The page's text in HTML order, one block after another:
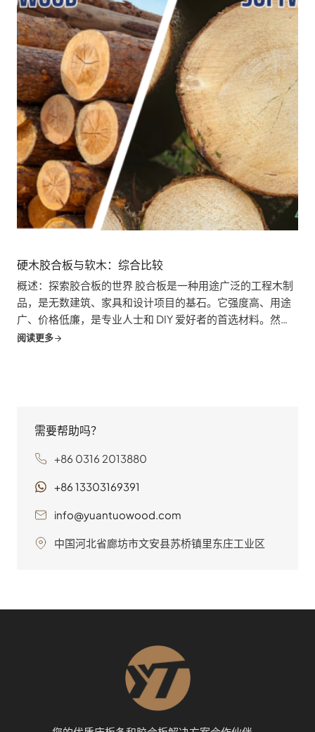
硬木胶合板与软木：综合比较
概述：探索胶合板的世界 胶合板是一种用途广泛的工程木制
品，是无数建筑、家具和设计项目的基石。它强度高、用途
广、价格低廉，是专业人士和 DIY 爱好者的首选材料。然
而，胶合板的世界并不局限于单一、统一的产品。它包括多
阅读更多
需要帮助吗？
+86 0316 2013880
+86 13303169391
info@yuantuowood.com
中国河北省廊坊市文安县苏桥镇里东庄工业区